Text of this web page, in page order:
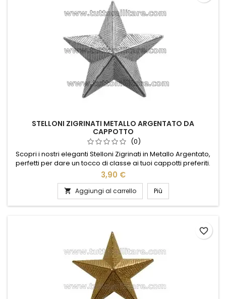
STELLONI ZIGRINATI METALLO ARGENTATO DA
CAPPOTTO
(0)
Scopri i nostri eleganti Stelloni Zigrinati in Metallo Argentato,
perfetti per dare un tocco di classe ai tuoi cappotti preferiti.
Realizzati con materiali di alta qualità, questi bottoni
combinano resistenza e stile, garantendo una lunga durata e
un aspetto sempre impeccabile. Il design zigrinato aggiunge
un dettaglio sofisticato, mentre la finitura...
3,90 €
 Aggiungi al carrello Più
favorite_border